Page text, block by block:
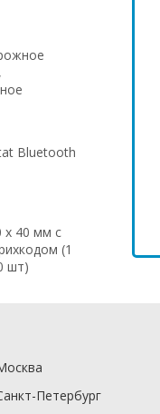
Bluetooth
х 40 мм с
(1
шт)
Петербург